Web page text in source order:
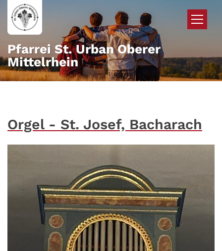
Zum Inhalt springen
Pfarrei St. Urban Oberer
Mittelrhein
Orgel - St. Josef, Bacharach